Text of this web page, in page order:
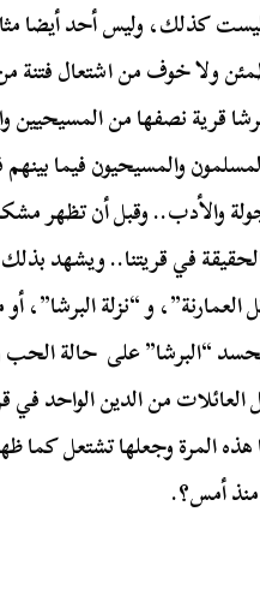
ليست كذلك، وليس أحد أيضا
ولا خوف من اشتعال فتنة
قرية نصفها من
والمسيحيون فيما
والأدب.. وقبل أن تظهر
في قريتنا.. ويشهد
و “نزلة البرشا”،
“البرشا” على حالة الحب
العائلات من الدين الواحد
المرة وجعلها تشتعل كما
منذ أمس؟.